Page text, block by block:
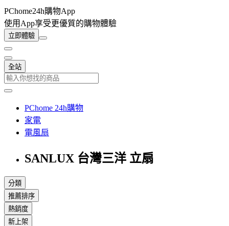
PChome24h購物App
使用App享受更優質的購物體驗
立即體驗
全站
PChome 24h購物
家電
電風扇
SANLUX 台灣三洋 立扇
分類
推薦排序
熱銷度
新上架